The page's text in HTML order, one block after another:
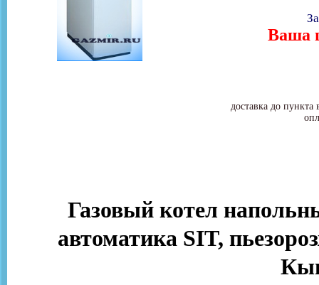
Ваша
доставка до
Газовый котел
автоматика SIT,